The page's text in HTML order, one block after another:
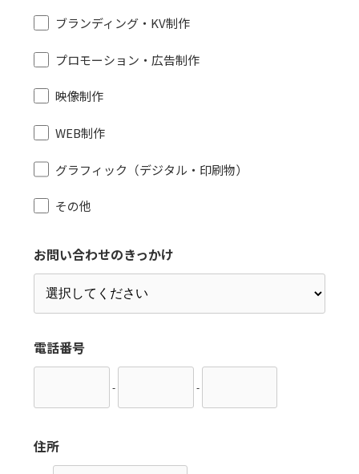
ブランディング・KV制作
プロモーション・広告制作
映像制作
WEB制作
グラフィック（デジタル・印刷物）
その他
お問い合わせのきっかけ
電話番号
- -
住所